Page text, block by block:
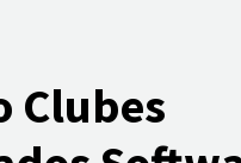
Clubes